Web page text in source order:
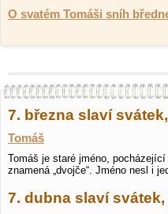
O svatém Tomáši sníh
7. března slaví
Tomáš
Tomáš je staré jméno,
znamená „dvojče“. Jméno nesl i
7. dubna slaví